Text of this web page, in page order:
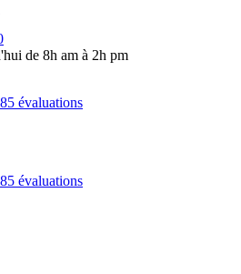
de 8h am à 2h pm
85 évaluations
85 évaluations